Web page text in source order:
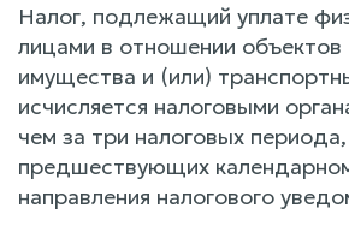
Налог, подлежащий уплате
лицами в отношении
имущества и (или)
исчисляется налоговыми
чем за три налоговых периода,
предшествующих
направления налогового